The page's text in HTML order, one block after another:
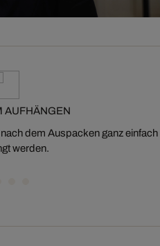
AUFHÄNGEN
dem Auspacken ganz einfach
werden.